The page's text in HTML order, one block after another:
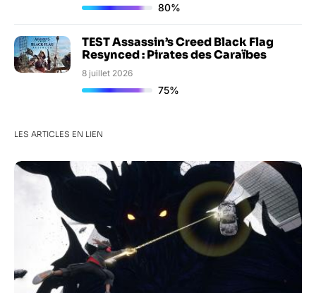
80%
TEST Assassin’s Creed Black Flag
Resynced : Pirates des Caraïbes
8 juillet 2026
75%
LES ARTICLES EN LIEN